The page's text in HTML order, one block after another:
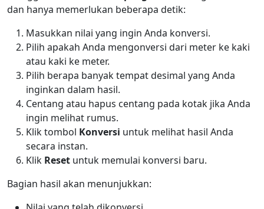
dan hanya memerlukan beberapa detik:
Masukkan nilai yang ingin Anda konversi.
Pilih apakah Anda mengonversi dari meter ke kaki
atau kaki ke meter.
Pilih berapa banyak tempat desimal yang Anda
inginkan dalam hasil.
Centang atau hapus centang pada kotak jika Anda
ingin melihat rumus.
Klik tombol Konversi untuk melihat hasil Anda
secara instan.
Klik Reset untuk memulai konversi baru.
Bagian hasil akan menunjukkan: